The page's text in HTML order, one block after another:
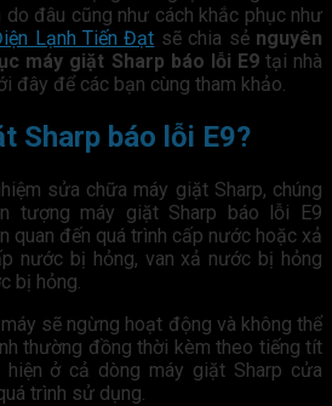
do đâu cũng như cách khắc phục như
Lạnh Tiến Đạt sẽ chia sẻ nguyên
máy giặt Sharp báo lỗi E9tại nhà
đây để các bạn cùng tham khảo.
Sharp báo lỗi E9?
sửa chữa máy giặt Sharp, chúng
tượng máy giặt Sharp báo lỗi E9
quan đến quá trình cấp nước hoặc xả
nước bị hỏng, van xả nước bị hỏng
bị hỏng.
sẽ ngừng hoạt động và không thể
thường đồng thời kèm theo tiếng tít
ở cả dòng máy giặt Sharp cửa
trình sử dụng.